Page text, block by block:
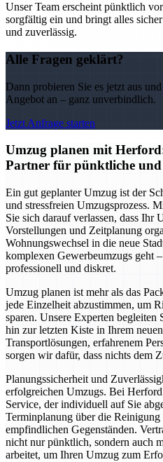
Unser Team erscheint pünktlich
sorgfältig ein und bringt alles
und zuverlässig.
Alle Fragen geklärt?
Dann probieren Sie es jetzt aus
Angebot an – ganz unverbindlich.
Jetzt Anfrage starten
Umzug planen mit
Partner für pünktliche und
Ein gut geplanter Umzug ist der
und stressfreien Umzugsprozess.
Sie sich darauf verlassen, dass Ihr
Vorstellungen und Zeitplanung
Wohnungswechsel in die neue
komplexen Gewerbeumzugs geht
professionell und diskret.
Umzug planen ist mehr als das
jede Einzelheit abzustimmen, um
sparen. Unsere Experten begleiten
hin zur letzten Kiste in Ihrem
Transportlösungen, erfahrenem
sorgen wir dafür, dass nichts dem
Planungssicherheit und
erfolgreichen Umzugs. Bei
Service, der individuell auf Sie
Terminplanung über die
empfindlichen Gegenständen.
nicht nur pünktlich, sondern auch
arbeitet, um Ihren Umzug zum